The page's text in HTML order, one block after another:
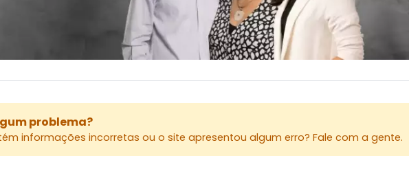
problema?
informações incorretas ou o site apresentou algum erro? Fale com a gente.